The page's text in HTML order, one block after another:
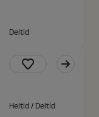
Deltid
Heltid / Deltid